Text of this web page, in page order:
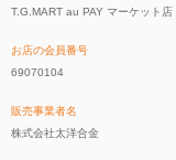
T.G.MART au PAY マーケット店
お店の会員番号
69070104
販売事業者名
株式会社太洋合金